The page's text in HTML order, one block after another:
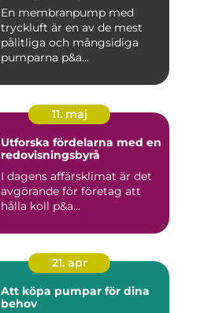
En membranpump med
tryckluft är en av de mest
pålitliga och mångsidiga
pumparna p&a...
11. maj
Utforska fördelarna med en
redovisningsbyrå
I dagens affärsklimat är det
avgörande för företag att
hålla koll p&a...
21. apr
Att köpa pumpar för dina
behov